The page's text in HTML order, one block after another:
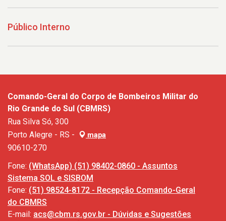
Público Interno
Comando-Geral do Corpo de Bombeiros Militar do
Rio Grande do Sul (CBMRS)
Rua Silva Só, 300
Porto Alegre - RS -
mapa
90610-270
Fone: (WhatsApp) (51) 98402-0860 - Assuntos
Sistema SOL e SISBOM
Fone: (51) 98524-8172 - Recepção Comando-Geral
do CBMRS
E-mail: acs@cbm.rs.gov.br - Dúvidas e Sugestões